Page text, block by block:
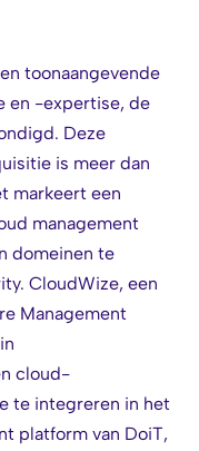
toonaangevende
en -expertise, de
Deze
is meer dan
markeert een
management
domeinen te
CloudWize, een
Management
cloud-
te integreren in het
platform van DoiT,